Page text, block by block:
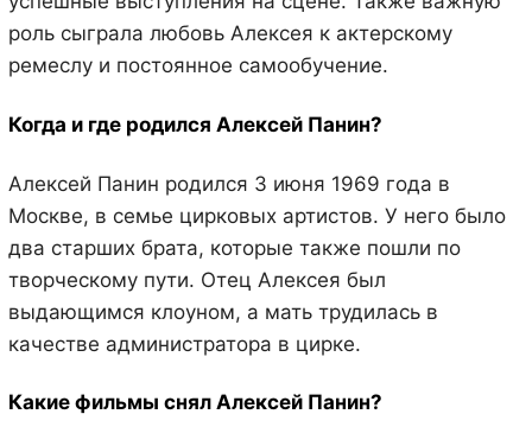
роль сыграла любовь Алексея к актерскому
ремеслу и постоянное самообучение.
Когда и где родился Алексей Панин?
Алексей Панин родился 3 июня 1969 года в
Москве, в семье цирковых артистов. У него было
два старших брата, которые также пошли по
творческому пути. Отец Алексея был
выдающимся клоуном, а мать трудилась в
качестве администратора в цирке.
Какие фильмы снял Алексей Панин?